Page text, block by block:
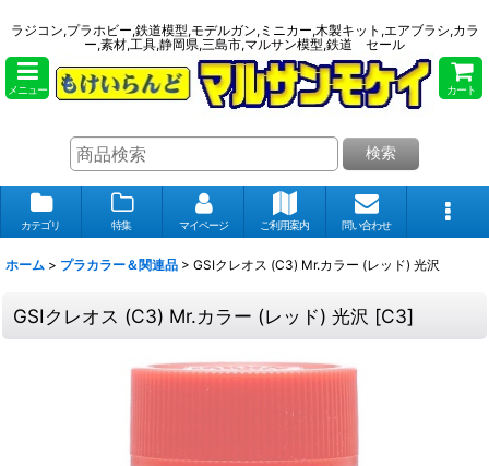
ラジコン,プラホビー,鉄道模型,モデルガン,ミニカー,木製キット,エアブラシ,カラ
ー,素材,工具,静岡県,三島市,マルサン模型,鉄道 セール
メニュー カート
検索
カテゴリ 特集 マイページ ご利用案内 問い合わせ
ホーム > プラカラー＆関連品 > GSIクレオス (C3) Mr.カラー (レッド) 光沢
GSIクレオス (C3) Mr.カラー (レッド) 光沢 [C3]